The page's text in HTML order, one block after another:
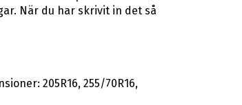
När du har skrivit in det så
205R16, 255/70R16,